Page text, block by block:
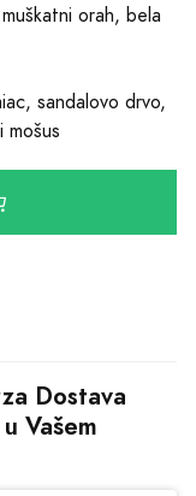
orah, bela
sandalovo drvo,
mošus
Dostava
Vašem